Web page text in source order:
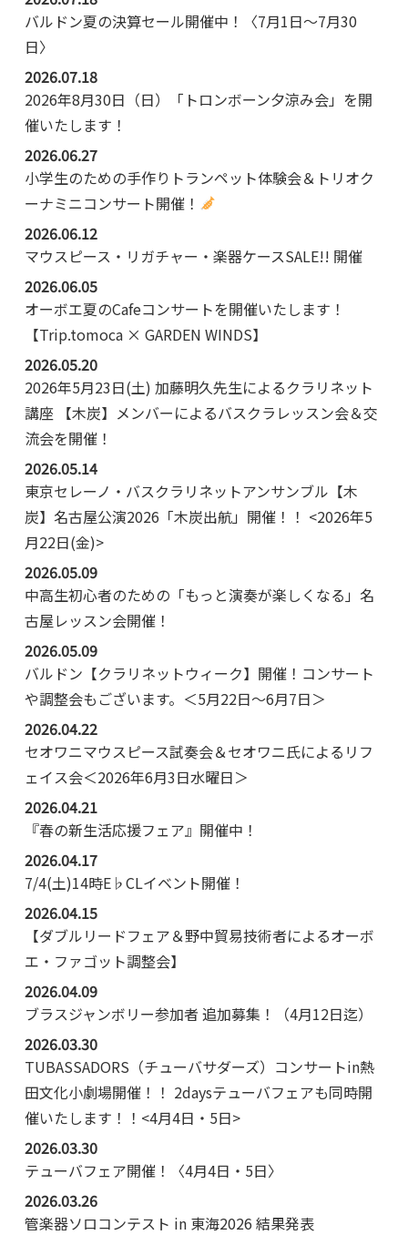
バルドン夏の決算セール開催中！〈7月1日～7月30
日〉
2026.07.18
2026年8月30日（日）「トロンボーン夕涼み会」を開
催いたします！
2026.06.27
小学生のための手作りトランペット体験会＆トリオク
ーナミニコンサート開催！
2026.06.12
マウスピース・リガチャー・楽器ケースSALE!! 開催
2026.06.05
オーボエ夏のCafeコンサートを開催いたします！
【Trip.tomoca × GARDEN WINDS】
2026.05.20
2026年5月23日(土) 加藤明久先生によるクラリネット
講座 【木炭】メンバーによるバスクラレッスン会＆交
流会を開催！
2026.05.14
東京セレーノ・バスクラリネットアンサンブル【木
炭】名古屋公演2026「木炭出航」開催！！ <2026年5
月22日(金)>
2026.05.09
中高生初心者のための「もっと演奏が楽しくなる」名
古屋レッスン会開催！
2026.05.09
バルドン【クラリネットウィーク】開催！コンサート
や調整会もございます。＜5月22日～6月7日＞
2026.04.22
セオワニマウスピース試奏会＆セオワニ氏によるリフ
ェイス会＜2026年6月3日水曜日＞
2026.04.21
『春の新生活応援フェア』開催中！
2026.04.17
7/4(土)14時E♭CLイベント開催！
2026.04.15
【ダブルリードフェア＆野中貿易技術者によるオーボ
エ・ファゴット調整会】
2026.04.09
ブラスジャンボリー参加者 追加募集！（4月12日迄）
2026.03.30
TUBASSADORS（チューバサダーズ）コンサートin熱
田文化小劇場開催！！ 2daysテューバフェアも同時開
催いたします！！<4月4日・5日>
2026.03.30
テューバフェア開催！〈4月4日・5日〉
2026.03.26
管楽器ソロコンテスト in 東海2026 結果発表